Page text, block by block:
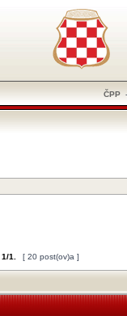
ČPP
1/1 [ 20 post(ov)a ]